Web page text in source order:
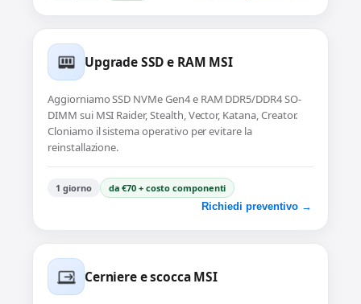
Upgrade SSD e RAM MSI
Aggiorniamo SSD NVMe Gen4 e RAM DDR5/DDR4 SO-
DIMM sui MSI Raider, Stealth, Vector, Katana, Creator.
Cloniamo il sistema operativo per evitare la
reinstallazione.
1 giorno da €70 + costo componenti
Richiedi preventivo →
Cerniere e scocca MSI